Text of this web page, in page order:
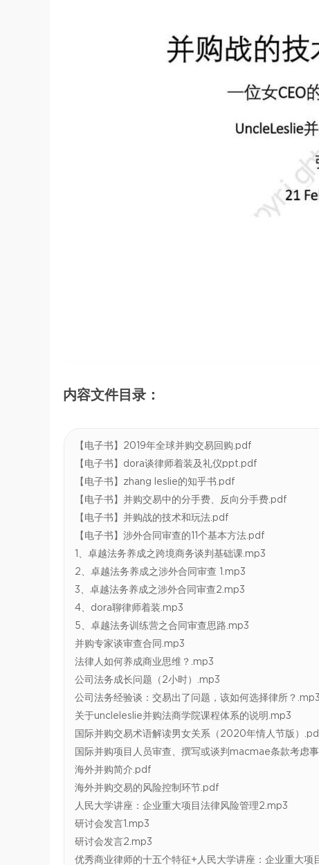
内容文件目录：
【电子书】2019年全球并购交易回购.pdf
【电子书】dora谈律师着装及礼仪ppt.pdf
【电子书】zhang leslie的知乎书.pdf
【电子书】并购交易中的分手费、反向分手费.pdf
【电子书】并购战的技术和玩法.pdf
【电子书】涉外合同审查的11个基本方法.pdf
1、卓越法务养成之跨境商务谈判基础课.mp3
2、卓越法务养成之涉外合同审查 1.mp3
3、卓越法务养成之涉外合同审查2.mp3
4、dora聊律师着装.mp3
5、卓越法务训练营之合同审查思路.mp3
并购专家谈审查合同.mp3
法律人如何养成商业思维？.mp3
公司法务成长问题（2小时）.mp3
公司法务经验谈：交易出了问题，该如何选择律所？.mp3
关于uncleleslie并购法商学院课程体系的说明.mp3
国际并购交易术语解读男女关系（2020年情人节版）
国际并购项目人员审查、撰写或谈判macmae条款考虑
海外并购简介.pdf
海外并购交易的风险控制环节.pdf
人民大学讲座：企业重大项目法律风险管理2.mp3
研讨会发言1.mp3
研讨会发言2.mp3
优秀商业律师的十五个特征+人民大学讲座：企业重大项